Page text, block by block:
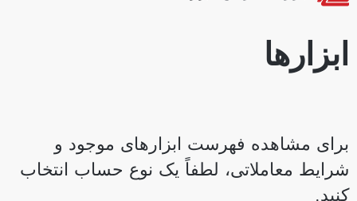
مشاهده فهرست ابزارهای موجود و
معاملاتی، لطفاً یک نوع حساب انتخاب